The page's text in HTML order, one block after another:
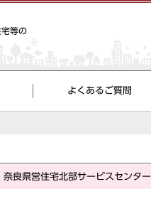
等の
よくあるご質問
奈良県営住宅北部サービスセンター